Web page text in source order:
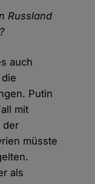
Russland
auch
Putin
mit
der
müsste
als